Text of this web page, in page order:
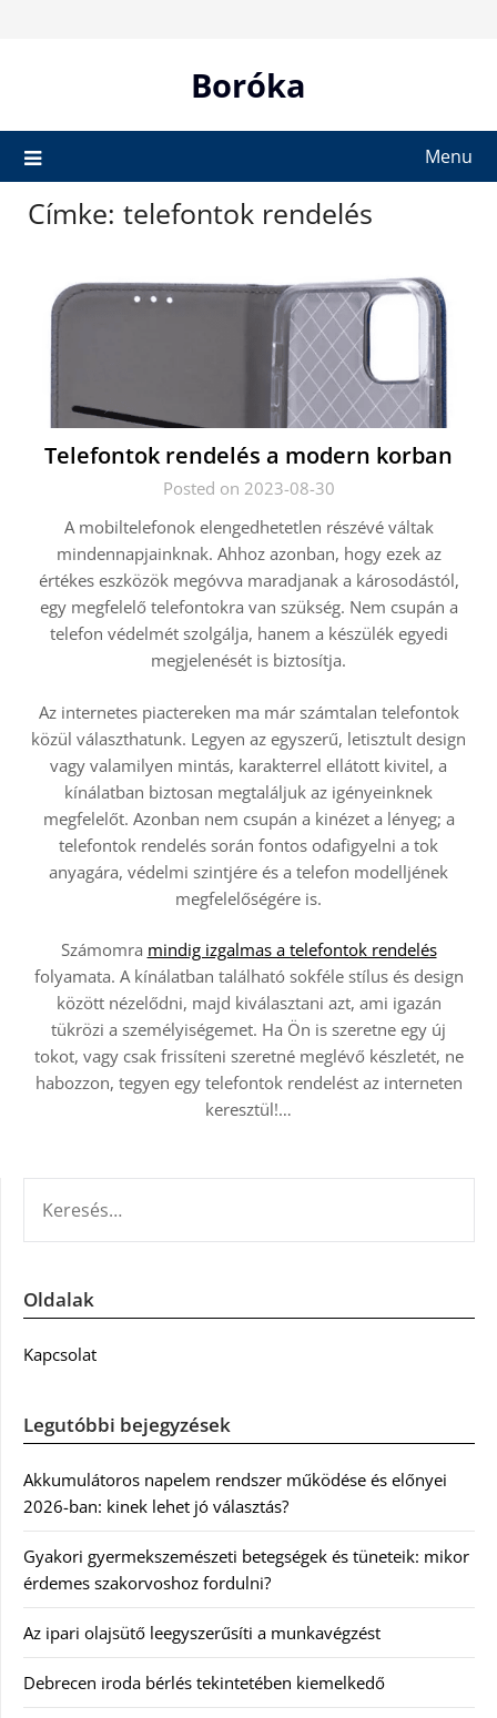
Boróka
Menu
Címke: telefontok rendelés
Telefontok rendelés a modern korban
Posted on 2023-08-30
A mobiltelefonok elengedhetetlen részévé váltak
mindennapjainknak. Ahhoz azonban, hogy ezek az
értékes eszközök megóvva maradjanak a károsodástól,
egy megfelelő telefontokra van szükség. Nem csupán a
telefon védelmét szolgálja, hanem a készülék egyedi
megjelenését is biztosítja.
Az internetes piactereken ma már számtalan telefontok
közül választhatunk. Legyen az egyszerű, letisztult design
vagy valamilyen mintás, karakterrel ellátott kivitel, a
kínálatban biztosan megtaláljuk az igényeinknek
megfelelőt. Azonban nem csupán a kinézet a lényeg; a
telefontok rendelés során fontos odafigyelni a tok
anyagára, védelmi szintjére és a telefon modelljének
megfelelőségére is.
Számomra mindig izgalmas a telefontok rendelés
folyamata. A kínálatban található sokféle stílus és design
között nézelődni, majd kiválasztani azt, ami igazán
tükrözi a személyiségemet. Ha Ön is szeretne egy új
tokot, vagy csak frissíteni szeretné meglévő készletét, ne
habozzon, tegyen egy telefontok rendelést az interneten
keresztül!…
Oldalak
Kapcsolat
Legutóbbi bejegyzések
Akkumulátoros napelem rendszer működése és előnyei
2026-ban: kinek lehet jó választás?
Gyakori gyermekszemészeti betegségek és tüneteik: mikor
érdemes szakorvoshoz fordulni?
Az ipari olajsütő leegyszerűsíti a munkavégzést
Debrecen iroda bérlés tekintetében kiemelkedő